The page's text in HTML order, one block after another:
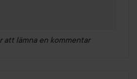
att lämna en kommentar